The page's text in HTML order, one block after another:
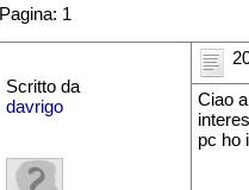
Pagina: 1
Scritto da
davrigo
Ciao
pc ho